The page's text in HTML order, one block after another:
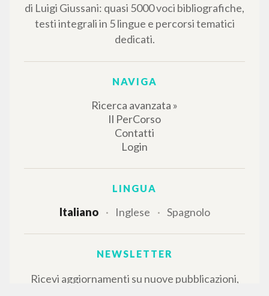
di Luigi Giussani: quasi 5000 voci bibliografiche,
testi integrali in 5 lingue e percorsi tematici
dedicati.
NAVIGA
Ricerca avanzata »
Il PerCorso
Contatti
Login
LINGUA
Italiano Inglese Spagnolo
NEWSLETTER
Ricevi aggiornamenti su nuove pubblicazioni,